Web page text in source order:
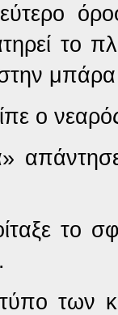
το
μπάρα
ο
το
των